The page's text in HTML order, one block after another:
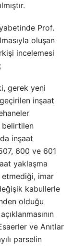
Prof.
oluşan
incelemesi
gerek yeni
inşaat
belirtilen
inşaat
600 ve 601
yaklaşma
etmediği, imar
kabullerle
olduğu
ve Anıtlar
parselin